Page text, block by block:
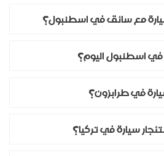
مع سائق في اسطنبول؟
اسطنبول اليوم؟
في طرابزون؟
سيارة في تركيا؟